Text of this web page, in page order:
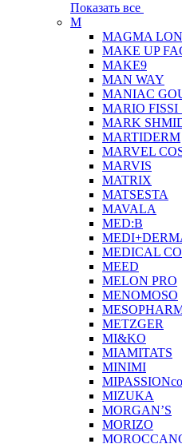
Показать все
M
MAGMA
MAKE UP
MAKE9
MAN WAY
MANIAC
MARIO FISSI
MARK
MARTIDERM
MARVEL
MARVIS
MATRIX
MATSESTA
MAVALA
MED:B
MEDICAL
MEED
MELON PRO
MENOMOSO
METZGER
MI&KO
MIAMITATS
MINIMI
MIZUKA
MORGAN’S
MORIZO